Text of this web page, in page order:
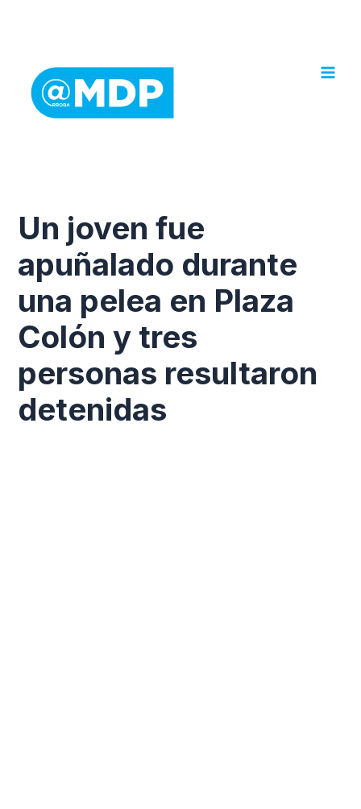
Un joven fue
apuñalado durante
una pelea en Plaza
Colón y tres
personas resultaron
detenidas